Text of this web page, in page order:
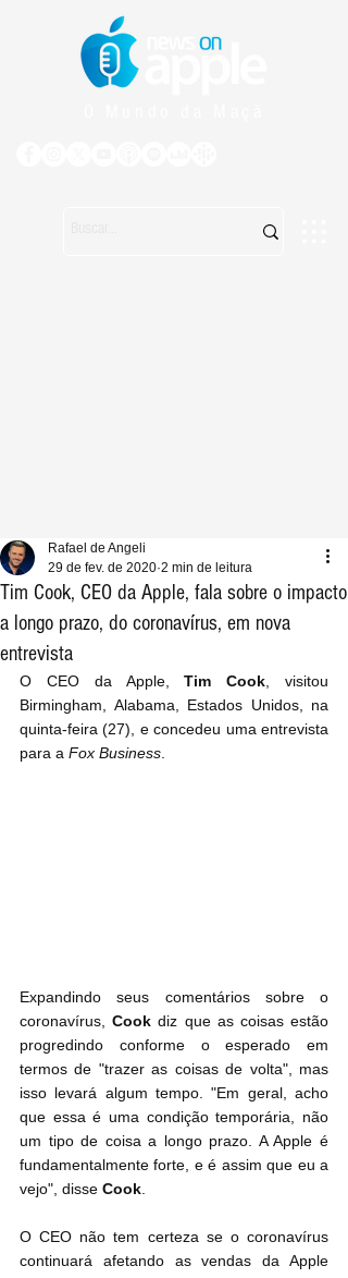
Tim Cook, CEO da Apple, fala sobre o impacto
a longo prazo, do coronavírus, em nova
entrevista
Rafael de Angeli
29 de fev. de 2020 2 min de leitura
O CEO da Apple, Tim Cook , visitou
Birmingham, Alabama, Estados Unidos, na
quinta-feira (27), e concedeu uma entrevista
para a Fox Business
Expandindo seus comentários sobre o
coronavírus, Cook diz que as coisas estão
progredindo conforme o esperado em
termos de "trazer as coisas de volta", mas
isso levará algum tempo. "Em geral, acho
que essa é uma condição temporária, não
um tipo de coisa a longo prazo. A Apple é
fundamentalmente forte, e é assim que eu a
vejo", disse Cook
O CEO não tem certeza se o coronavírus
continuará afetando as vendas da Apple